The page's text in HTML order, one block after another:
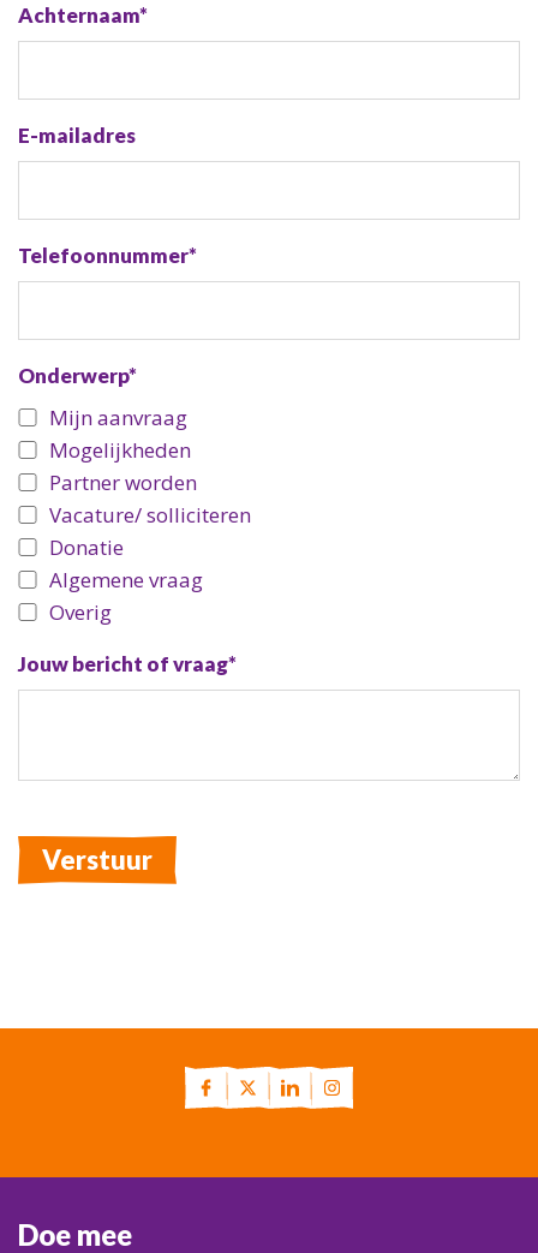
fax
Achternaam*
E-mailadres
Telefoonnummer*
Onderwerp*
Mijn aanvraag
Mogelijkheden
Partner worden
Vacature/ solliciteren
Donatie
Algemene vraag
Overig
Jouw bericht of vraag*
Verstuur
Doe mee